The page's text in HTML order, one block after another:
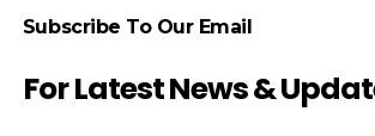
Subscribe To Our Email
For Latest News &